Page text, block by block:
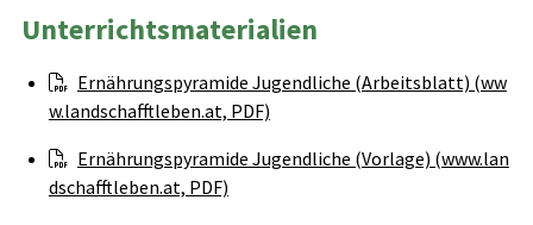
Unterrichtsmaterialien
Ernährungspyramide Jugendliche (Arbeitsblatt) (ww
w.landschafftleben.at, PDF)
Ernährungspyramide Jugendliche (Vorlage) (www.lan
dschafftleben.at, PDF)